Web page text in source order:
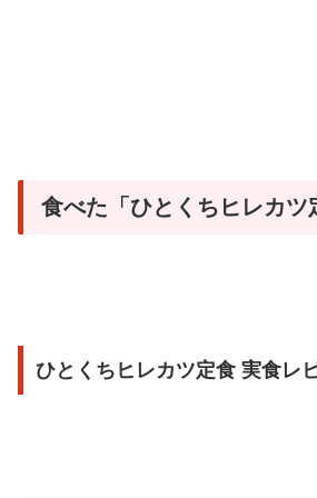
食べた「ひとくちヒレカツ
ひとくちヒレカツ定食 実食レ